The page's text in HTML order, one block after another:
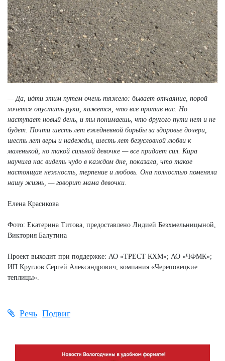
— Да, идти этим путем очень тяжело: бывает отчаяние, порой
хочется опустить руки, кажется, что все против нас. Но
наступает новый день, и ты понимаешь, что другого пути нет и не
будет. Почти шесть лет ежедневной борьбы за здоровье дочери,
шесть лет веры и надежды, шесть лет безусловной любви к
маленькой, но такой сильной девочке — все придает сил. Кира
научила нас видеть чудо в каждом дне, показала, что такое
настоящая нежность, терпение и любовь. Она полностью поменяла
нашу жизнь, — говорит мама девочки.
Елена Красикова
Фото: Екатерина Титова, предоставлено Лидией Безхмельницыной,
Виктория Балутина
Проект выходит при поддержке: АО «ТРЕСТ КХМ»; АО «ЧФМК»;
ИП Круглов Сергей Александрович, компания «Череповецкие
теплицы».
Речь Подвиг